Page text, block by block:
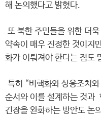
해 논의했다고 밝혔다.
또 북한 주민들을 위한 더
약속이 매우 진정한 것이지
화가 이뤄져야 한다는 점도
특히 “비핵화와 상응조치
순서와 이를 설계하는 것과
긴장을 완화하는 방안도 논